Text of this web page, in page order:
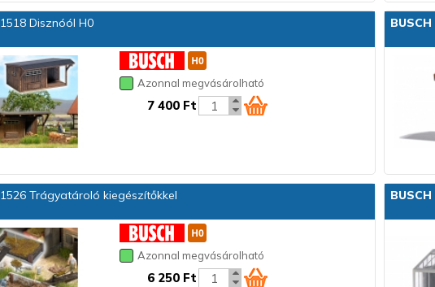
1518 Disznóól H0
Azonnal megvásárolható
7 400 Ft
BUSCH
1526 Trágyatároló kiegészítőkkel
Azonnal megvásárolható
6 250 Ft
BUSCH